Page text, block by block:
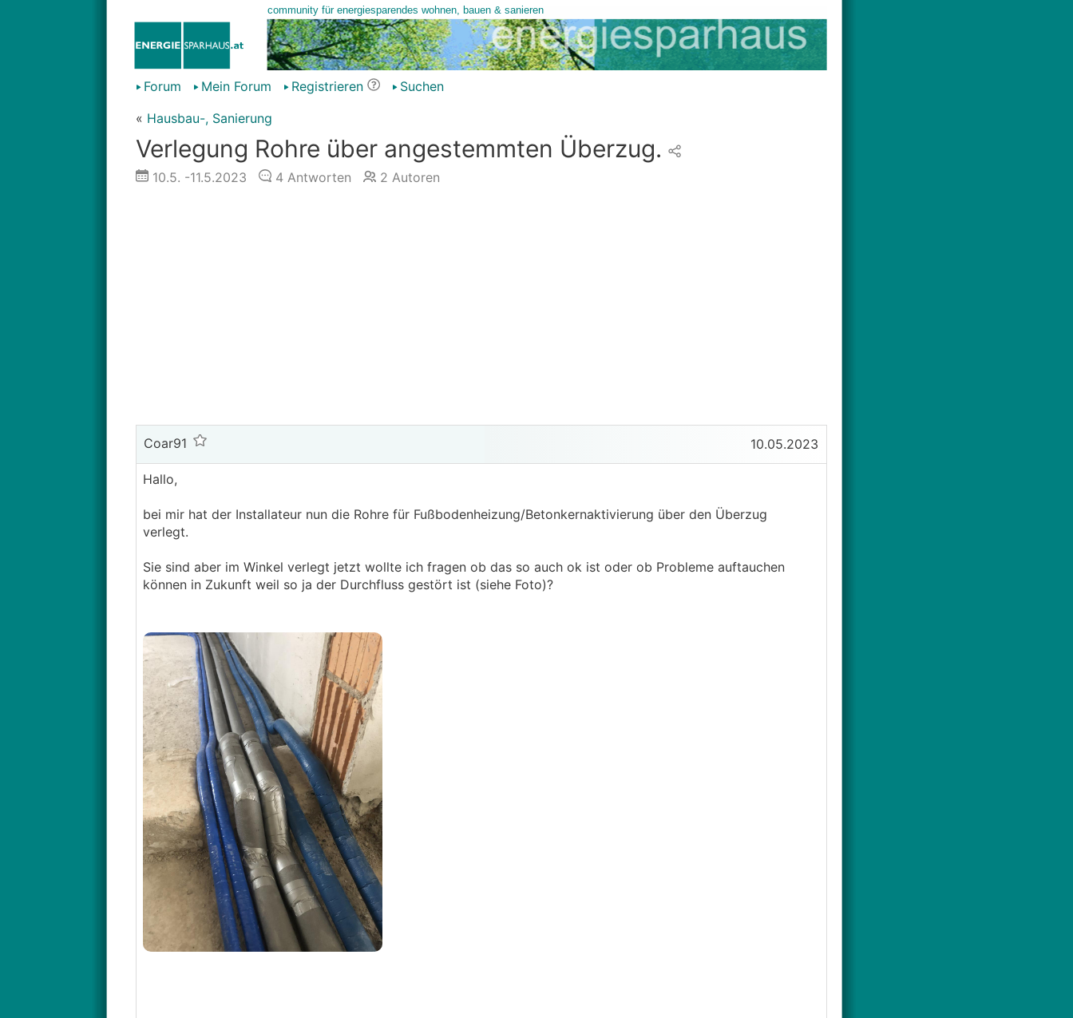
Forum Mein Forum Registrieren
Suchen
« Hausbau-, Sanierung
Verlegung Rohre über angestemmten Überzug.
10.5. -11.5.2023 4Antworten 2 Autoren
Coar91 10.05.2023
Hallo,
bei mir hat der Installateur nun die Rohre für Fußbodenheizung/Betonkernaktivierung über den Überzug
verlegt.
Sie sind aber im Winkel verlegt jetzt wollte ich fragen ob das so auch ok ist oder ob Probleme auftauchen
können in Zukunft weil so ja der Durchfluss gestört ist (siehe Foto)?